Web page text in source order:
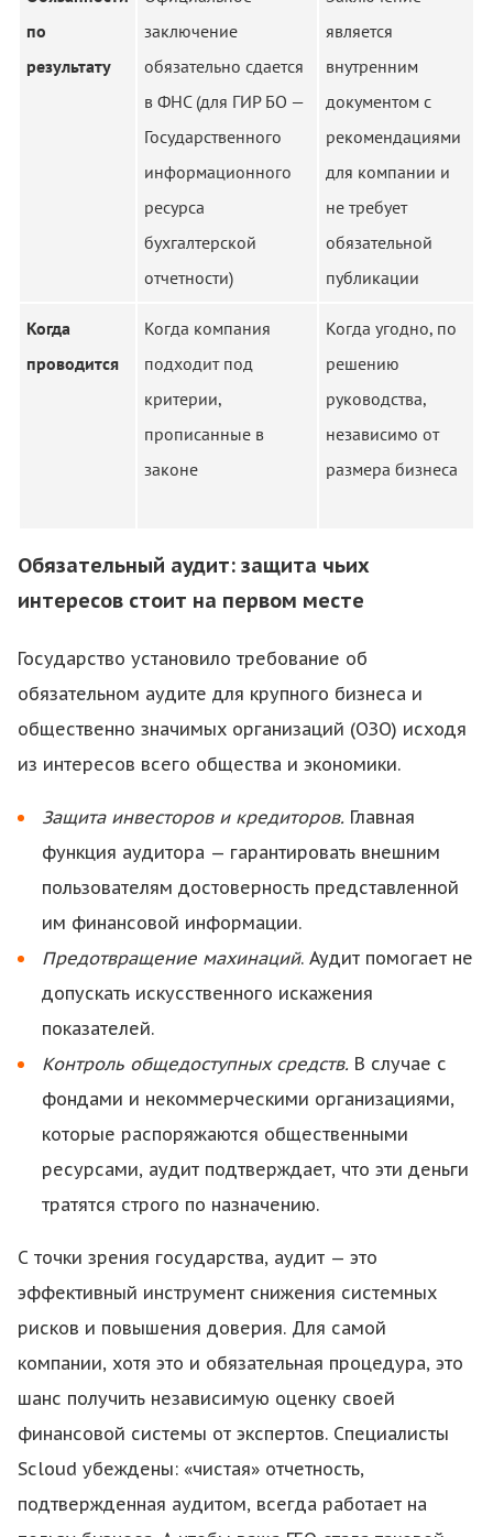
по
результату
заключение
обязательно сдается
в ФНС (для ГИР БО —
Государственного
информационного
ресурса
бухгалтерской
отчетности)
является
внутренним
документом с
рекомендациями
для компании и
не требует
обязательной
публикации
Когда
проводится
Когда компания
подходит под
критерии,
прописанные в
законе
Когда угодно, по
решению
руководства,
независимо от
размера бизнеса
Обязательный аудит: защита чьих
интересов стоит на первом месте
Государство установило требование об
обязательном аудите для крупного бизнеса и
общественно значимых организаций (ОЗО) исходя
из интересов всего общества и экономики.
Защита инвесторов и кредиторов. Главная
функция аудитора — гарантировать внешним
пользователям достоверность представленной
им финансовой информации.
Предотвращение махинаций. Аудит помогает не
допускать искусственного искажения
показателей.
Контроль общедоступных средств. В случае с
фондами и некоммерческими организациями,
которые распоряжаются общественными
ресурсами, аудит подтверждает, что эти деньги
тратятся строго по назначению.
С точки зрения государства, аудит — это
эффективный инструмент снижения системных
рисков и повышения доверия. Для самой
компании, хотя это и обязательная процедура, это
шанс получить независимую оценку своей
финансовой системы от экспертов. Специалисты
Scloud убеждены: «чистая» отчетность,
подтвержденная аудитом, всегда работает на